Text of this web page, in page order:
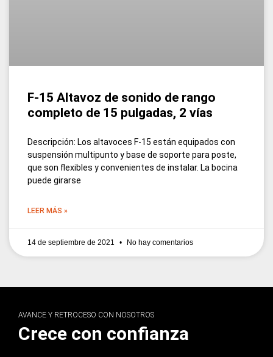
F-15 Altavoz de sonido de rango
completo de 15 pulgadas, 2 vías
Descripción: Los altavoces F-15 están equipados con
suspensión multipunto y base de soporte para poste,
que son flexibles y convenientes de instalar. La bocina
puede girarse
LEER MÁS »
14 de septiembre de 2021 No hay comentarios
AVANCE Y RETROCESO CON NOSOTROS
Crece con confianza